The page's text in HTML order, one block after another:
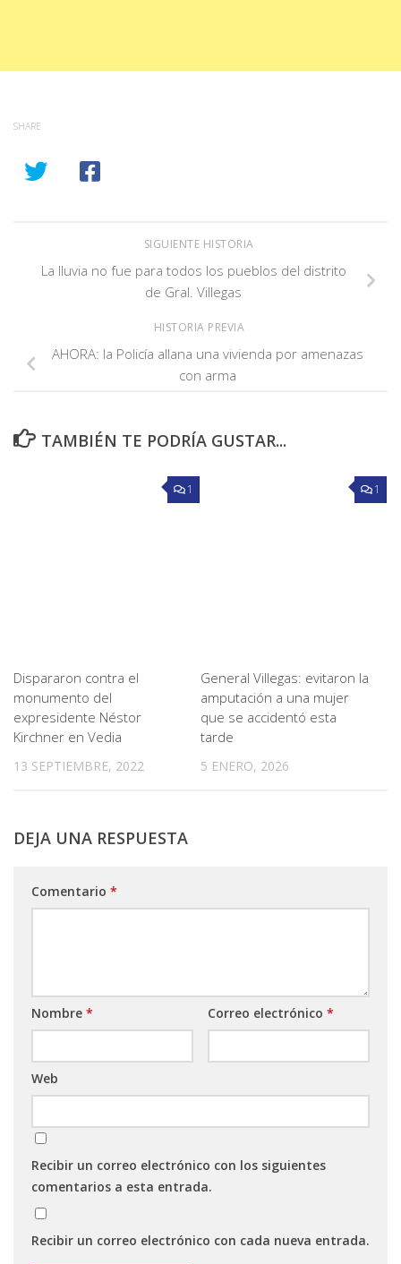
SHARE
SIGUIENTE HISTORIA
La lluvia no fue para todos los pueblos del distrito
de Gral. Villegas
HISTORIA PREVIA
AHORA: la Policía allana una vivienda por amenazas
con arma
TAMBIÉN TE PODRÍA GUSTAR...
1
Dispararon contra el
monumento del
expresidente Néstor
Kirchner en Vedia
13 SEPTIEMBRE, 2022
1
General Villegas: evitaron la
amputación a una mujer
que se accidentó esta
tarde
5 ENERO, 2026
DEJA UNA RESPUESTA
Comentario *
Nombre * Correo electrónico *
Web
Recibir un correo electrónico con los siguientes
comentarios a esta entrada.
Recibir un correo electrónico con cada nueva entrada.